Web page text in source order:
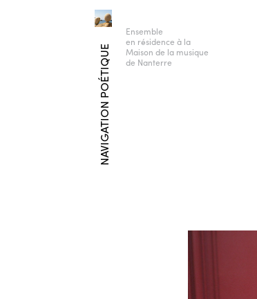
NAVIGATION POÉTIQUE
Ensemble
en résidence à la
Maison de la musique
de Nanterre